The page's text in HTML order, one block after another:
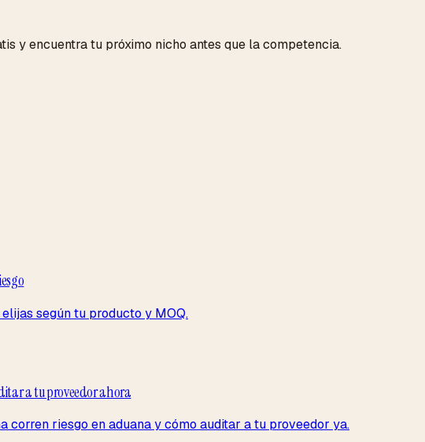
y encuentra tu próximo nicho antes que la competencia.
según tu producto y MOQ.
a tu proveedor ahora
riesgo en aduana y cómo auditar a tu proveedor ya.